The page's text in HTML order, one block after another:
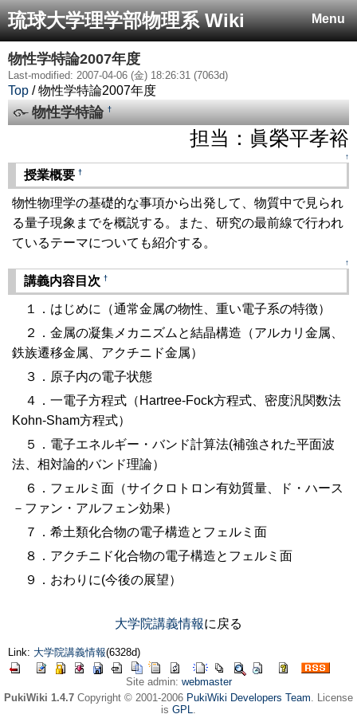
Menu
琉球大学理学部物理系 Wiki
物性学特論2007年度
Last-modified: 2007-04-06 (金) 18:26:31 (7063d)
Top / 物性学特論2007年度
物性学特論†
担当：眞榮平孝裕
↑
授業概要 †
物性物理学の基礎的な事項から出発して、物質中で見られ
る量子現象までを概説する。また、研究の最前線で行われ
ているテーマについても紹介する。
↑
講義内容目次 †
１．はじめに（通常金属の物性、重い電子系の特徴）
２．金属の凝集メカニズムと結晶構造（アルカリ金属、
鉄族遷移金属、アクチニド金属）
３．原子内の電子状態
４．一電子方程式（Hartree-Fock方程式、密度汎関数法
Kohn-Sham方程式）
５．電子エネルギー・バンド計算法(補強された平面波
法、相対論的バンド理論）
６．フェルミ面（サイクロトロン有効質量、ド・ハース
－ファン・アルフェン効果）
７．希土類化合物の電子構造とフェルミ面
８．アクチニド化合物の電子構造とフェルミ面
９．おわりに(今後の展望）
大学院講義情報に戻る
Link: 大学院講義情報(6328d)
Site admin: webmaster
PukiWiki 1.4.7 Copyright © 2001-2006 PukiWiki Developers Team. License
is GPL.